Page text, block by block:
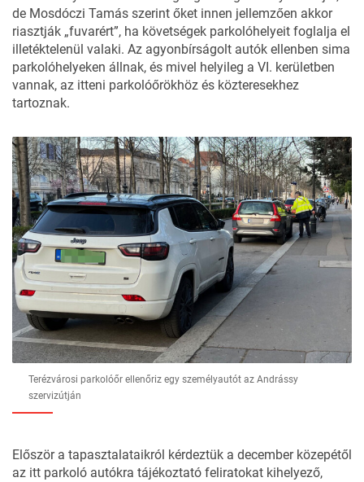
de Mosdóczi Tamás szerint őket innen jellemzően akkor
riasztják „fuvarért”, ha követségek parkolóhelyeit foglalja el
illetéktelenül valaki. Az agyonbírságolt autók ellenben sima
parkolóhelyeken állnak, és mivel helyileg a VI. kerületben
vannak, az itteni parkolóőrökhöz és közteresekhez
tartoznak.
Terézvárosi parkolóőr ellenőriz egy személyautót az Andrássy
szervizútján
Először a tapasztalataikról kérdeztük a december közepétől
az itt parkoló autókra tájékoztató feliratokat kihelyező,